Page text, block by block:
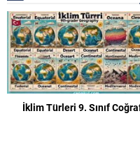
İklim Türleri 9. Sınıf